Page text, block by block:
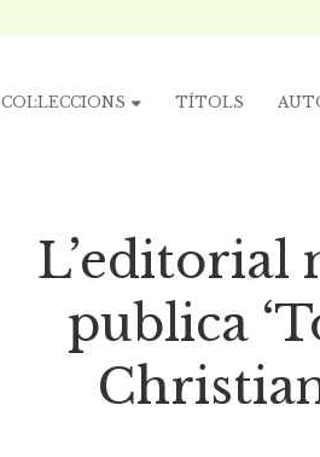
COL·LECCIONS TÍTOLS
L’editorial
publica